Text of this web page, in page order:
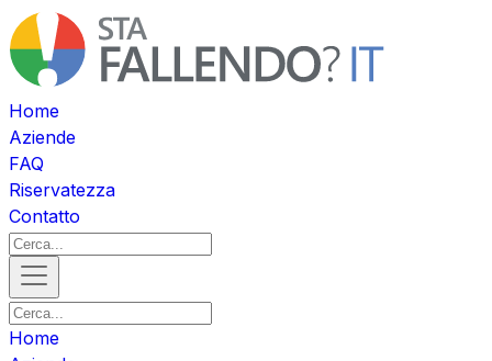
Home
Aziende
FAQ
Riservatezza
Contatto
Home